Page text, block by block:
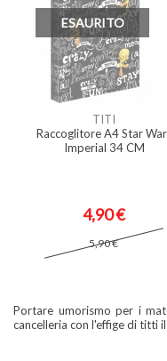
ESAURITO
TITI
Raccoglitore A4 Star
Imperial 34 CM
4,90 €
5,90 €
Portare umorismo per i
cancelleria con l'effige di titti